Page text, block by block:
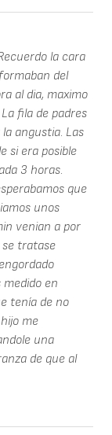
la cara
del
al dia, maximo
fila de padres
angustia. Las
si era posible
3 horas.
que
unos
venian a por
se tratase
medido en
tenía de no
me
una
de que al